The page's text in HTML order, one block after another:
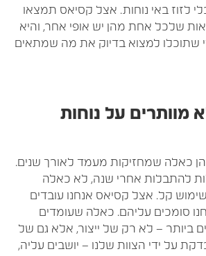
באי נוחות. אצל קסיאס תמצאו
שלכל אחת מהן יש אופי אחר, והיא
למצוא בדיוק את מה שמתאים
על נוחות
כאלה שמחזיקות מעמד לאורך שנים.
אחרי שנה, לא כאלה
קל. אצל קסיאס אנחנו עובדים
עליהם. כאלה שעומדים
– לא רק של ייצור, אלא גם של
על ידי הצוות שלנו – יושבים עליה,